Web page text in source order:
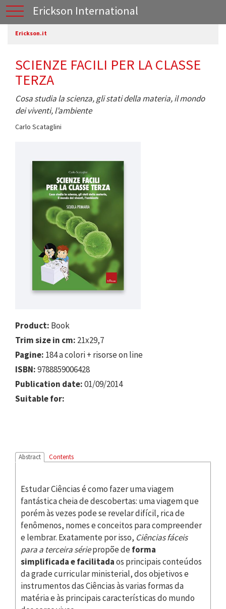
Erickson International
Erickson.it
SCIENZE FACILI PER LA CLASSE
TERZA
Cosa studia la scienza, gli stati della materia, il mondo
dei viventi, l’ambiente
Carlo Scataglini
Product: Book
Trim size in cm: 21x29,7
Pagine: 184 a colori + risorse on line
ISBN:9788859006428
Publication date:01/09/2014
Suitable for:
Abstract Contents
Estudar Ciências é como fazer uma viagem
fantástica cheia de descobertas: uma viagem que
porém às vezes pode se revelar difícil, rica de
fenômenos, nomes e conceitos para compreender
e lembrar. Exatamente por isso, Ciências fáceis
para a terceira sériepropõe deforma
simplificada e facilitadaos principais conteúdos
da grade curricular ministerial, dos objetivos e
instrumentos das Ciências às varias formas da
matéria e às principais características do mundo